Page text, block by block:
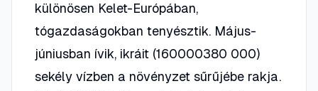
különösen Kelet-Európában,
tógazdaságokban tenyésztik. Május-
júniusban ívik, ikráit (160000380 000)
sekély vízben a növényzet sűrűjébe rakja.